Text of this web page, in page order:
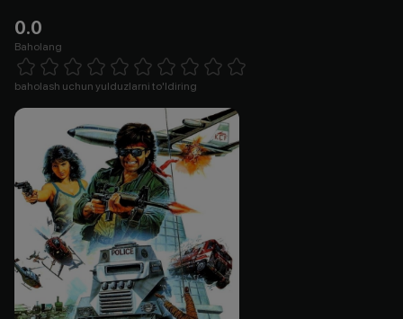
0.0
Baholang
1 Star 2 Stars 3 Stars 4 Stars5 Stars 6 Stars7 Stars8 Stars
baholash uchun yulduzlarni to'ldiring